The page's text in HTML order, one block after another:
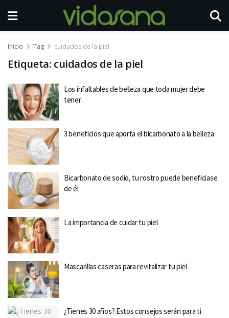
Inicio Tag cuidados de la piel
Etiqueta: cuidados de la piel
Los infaltables de belleza que toda mujer debe
tener
3 beneficios que aporta el bicarbonato a la belleza
Bicarbonato de sodio, tu rostro puede beneficiase
de él
La importancia de cuidar tu piel
Mascarillas caseras para revitalizar tu piel
¿Tienes 30 años? Estos consejos serán para ti